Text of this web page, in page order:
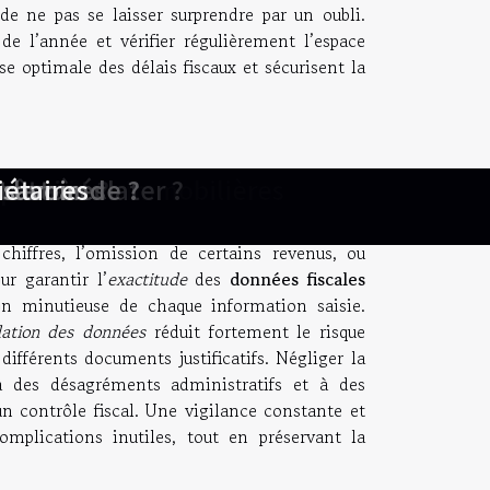
ne pas se laisser surprendre par un oubli.
l’année et vérifier régulièrement l’espace
optimale des délais fiscaux et sécurisent la
fréquemment confrontés aux
l’omission de certains revenus, ou
garantir l’exactitudedes données fiscales
minutieuse de chaque information saisie.
des donnéesréduit fortement le risque
documents justificatifs. Négliger la
désagréments administratifs et à des
contrôle fiscal. Une vigilance constante et
inutiles, tout en préservant la
des talents
à la santé
entreprises en Asie ?
voisins
droit ?
entreprise ?
secteur postal ?
successions ?
des contrats ?
marketing ?
entrepreneurs ?
français
d'entreprise ?
entreprises ?
PME
entreprises ?
entreprise
les PME
en entreprise
PME ?
entreprise ?moderne ?
numérique
PME
à tout âge
légale
juridiques
en ligne
la RSE
et la modélisation
immobilières
?
à éclater ?
astuces ?